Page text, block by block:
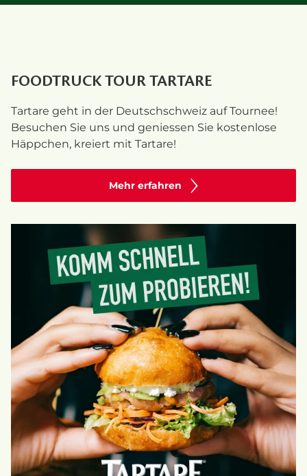
FOODTRUCK TOUR TARTARE
Tartare geht in der Deutschschweiz auf Tournee!
Besuchen Sie uns und geniessen Sie kostenlose
Häppchen, kreiert mit Tartare!
Mehr erfahren